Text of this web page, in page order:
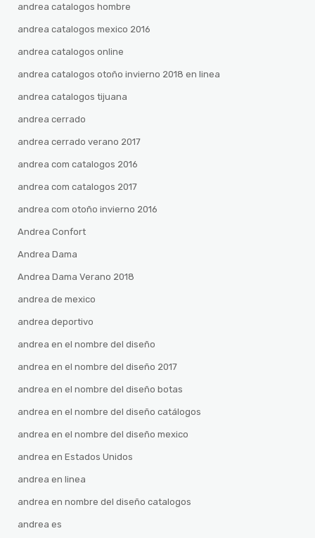
andrea catalogos hombre
andrea catalogos mexico 2016
andrea catalogos online
andrea catalogos otoño invierno 2018 en linea
andrea catalogos tijuana
andrea cerrado
andrea cerrado verano 2017
andrea com catalogos 2016
andrea com catalogos 2017
andrea com otoño invierno 2016
Andrea Confort
Andrea Dama
Andrea Dama Verano 2018
andrea de mexico
andrea deportivo
andrea en el nombre del diseño
andrea en el nombre del diseño 2017
andrea en el nombre del diseño botas
andrea en el nombre del diseño catálogos
andrea en el nombre del diseño mexico
andrea en Estados Unidos
andrea en linea
andrea en nombre del diseño catalogos
andrea es